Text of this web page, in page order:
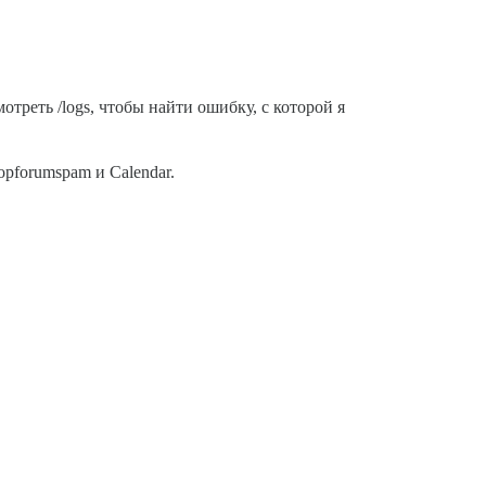
/logs, чтобы найти ошибку, с которой я
и Calendar.